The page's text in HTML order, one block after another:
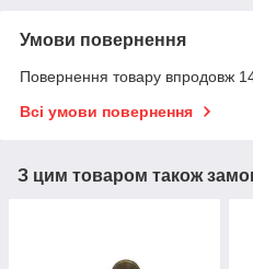
Умови повернення
Повернення товару впродовж
Всі умови повернення
З цим товаром також